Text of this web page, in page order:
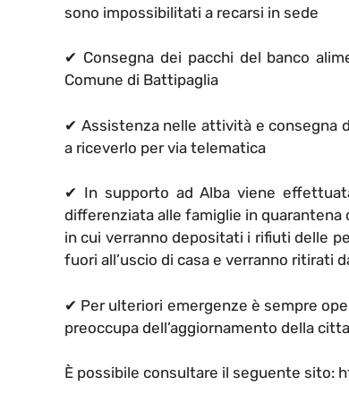
sono impossibilitati a recarsi in sede
✔ Consegna dei pacchi del banco
Comune di Battipaglia
✔ Assistenza nelle attività e consegna
a riceverlo per via telematica
✔ In supporto ad Alba viene
differenziata alle famiglie in
in cui verranno depositati i rifiuti delle
fuori all’uscio di casa e verranno ritirati
✔ Per ulteriori emergenze è sempre
preoccupa dell’aggiornamento della
È possibile consultare il seguente